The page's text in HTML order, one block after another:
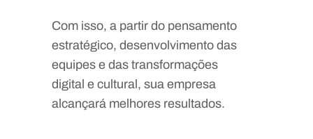
Com isso, a partir do pensamento
estratégico, desenvolvimento das
equipes e das transformações
digital e cultural, sua empresa
alcançará melhores resultados.